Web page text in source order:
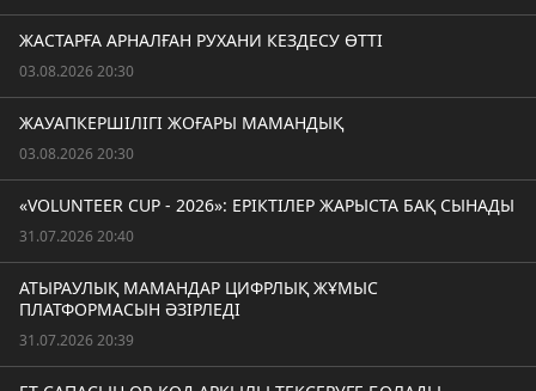
ЖАСТАРҒА АРНАЛҒАН РУХАНИ КЕЗДЕСУ ӨТТІ
03.08.2026 20:30
ЖАУАПКЕРШІЛІГІ ЖОҒАРЫ МАМАНДЫҚ
03.08.2026 20:30
«VOLUNTEER CUP - 2026»: ЕРІКТІЛЕР ЖАРЫСТА БАҚ СЫНАДЫ
31.07.2026 20:40
АТЫРАУЛЫҚ МАМАНДАР ЦИФРЛЫҚ ЖҰМЫС
ПЛАТФОРМАСЫН ӘЗІРЛЕДІ
31.07.2026 20:39